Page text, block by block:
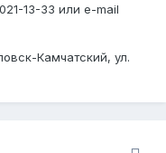
13-33 или e-mail
Камчатский, ул.